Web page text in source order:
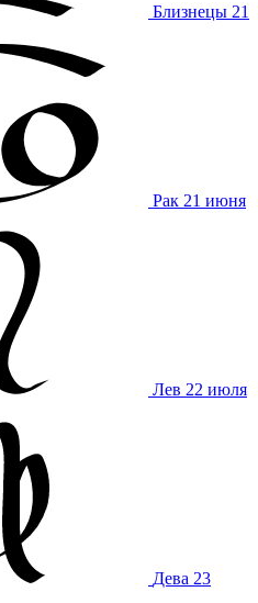
Близнецы 21
Рак 21 июня
Лев 22 июля
Дева 23